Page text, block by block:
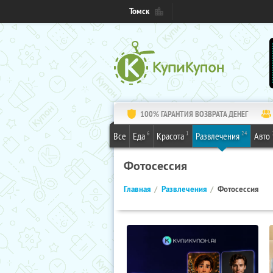
Томск
100% ГАРАНТИЯ ВОЗВРАТА ДЕНЕГ
Все Еда 6 Красота 1 Развлечения 24 Авто
Фотосессия
Главная Развлечения Фотосессия